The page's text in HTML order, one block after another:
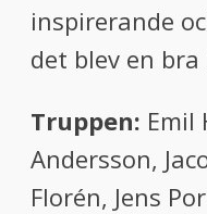
inspirerande
det blev en
Truppen: Emil
Andersson,
Florén, Jens